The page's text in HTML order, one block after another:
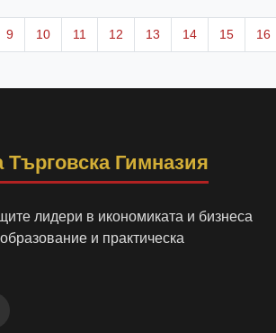
9 10 11 12 13 14 15 16
Гимназия
лидери в икономиката и бизнеса
и практическа